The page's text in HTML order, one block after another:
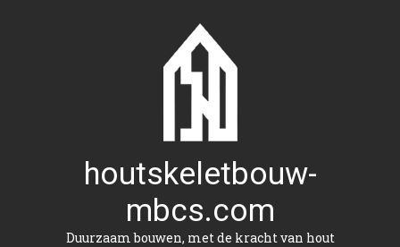
houtskeletbouw-
mbcs.com
Duurzaam bouwen, met de kracht van hout